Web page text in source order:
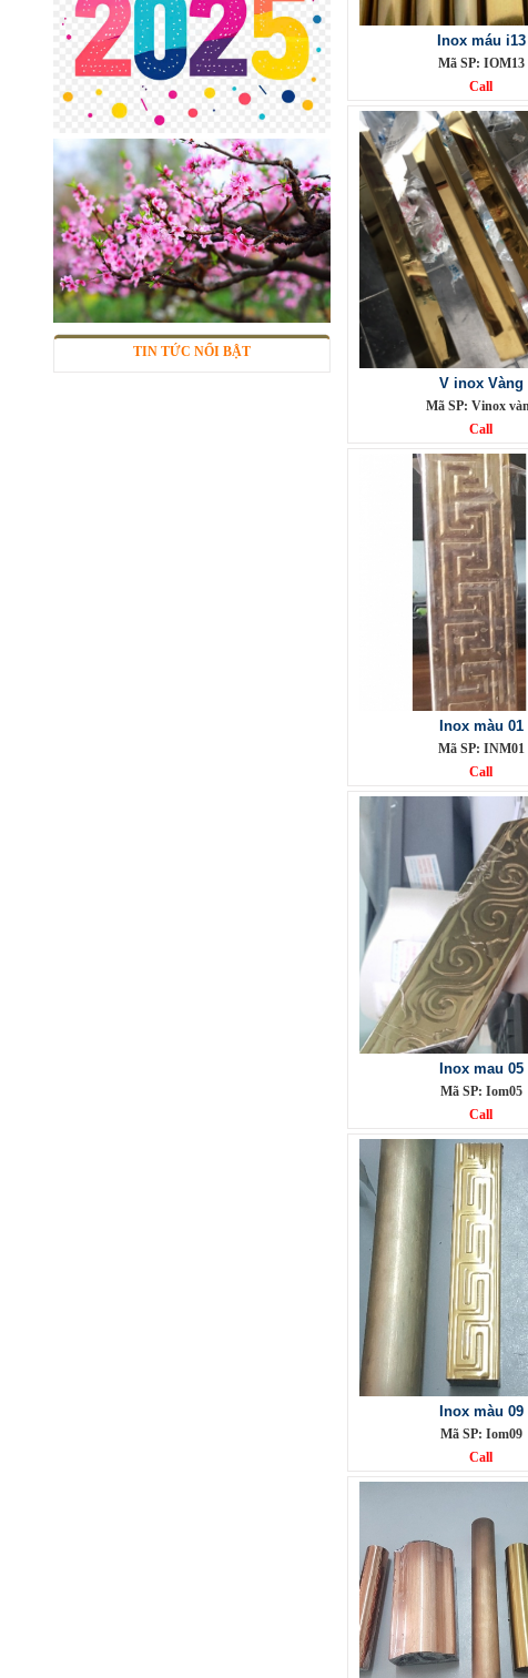
Lưới inox đan ô 7x7mm 304 TLG
Thăng Long khổ 1m
Mã SP: TLG030360-304
285.000 đ
TIN TỨC NỔI BẬT
Inox máu i13
Mã SP: IOM13
Call
V inox Vàng
Mã SP: Vinox
Call
Inox màu 01
Mã SP: INM01
Call
Inox mau 05
Mã SP: Iom05
Call
Inox màu 09
Mã SP: Iom09
Call